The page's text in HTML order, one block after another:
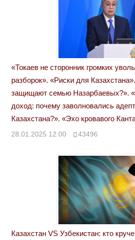
«Токаев не сторонник громких
разборок». «Риски для
защищают семью Назарбаевых?».
доход: почему заволновались
Казахстана?». «Эхо кровавого
28.01.2025 12:00 43496
Казахстан VS Узбекистан: кто